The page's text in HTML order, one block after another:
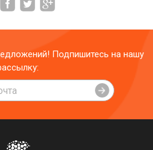
Подпишитесь на нашу